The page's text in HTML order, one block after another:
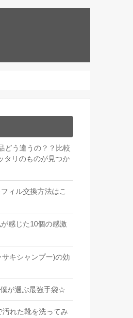
どう違うの？？比較
タリのものが見つか
ィル交換方法はこ
感じた10個の感激
サキシャンプー)の効
が選ぶ最強手袋☆
汚れた靴を洗ってみ